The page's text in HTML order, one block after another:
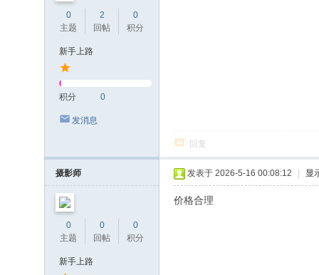
0
主题
2
回帖
0
积分
新手上路
积分 0
发消息
回复
摄影师
0
主题
0
回帖
0
积分
新手上路
发表于 2026-5-16 00:08:12 显
价格合理